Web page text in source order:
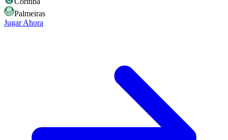
Palmeiras
Jugar Ahora